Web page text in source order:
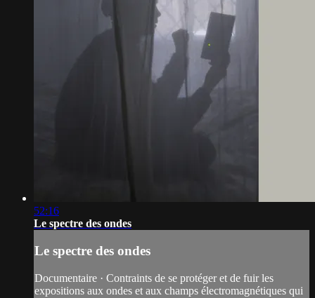
52:16
Le spectre des ondes
Le spectre des ondes
Documentaire · Contraints de se protéger et de fuir les
expositions aux ondes et aux champs électromagnétiques qui